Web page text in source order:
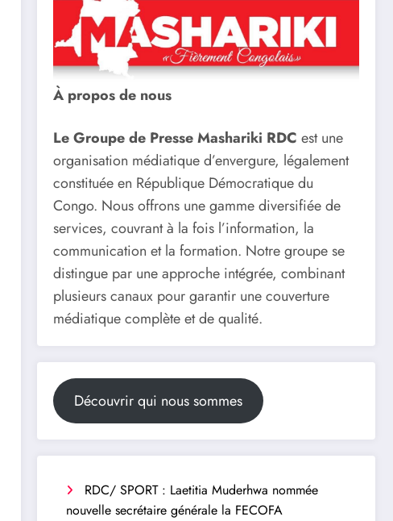
À propos de nous
Le Groupe de Presse Mashariki RDC est une
organisation médiatique d’envergure, légalement
constituée en République Démocratique du
Congo. Nous offrons une gamme diversifiée de
services, couvrant à la fois l’information, la
communication et la formation. Notre groupe se
distingue par une approche intégrée, combinant
plusieurs canaux pour garantir une couverture
médiatique complète et de qualité.
Découvrir qui nous sommes
RDC/ SPORT : Laetitia Muderhwa nommée
nouvelle secrétaire générale la FECOFA